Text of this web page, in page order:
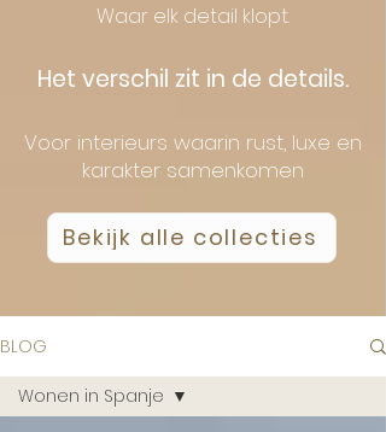
Waar elk detail klopt.
Het verschil zit in de details.
Voor interieurs waarin rust, luxe en
karakter samenkomen
Bekijk alle collecties
BLOG
Wonen in Spanje